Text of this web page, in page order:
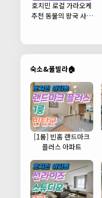
호치민 로컬 가라오케
추천 동물의 왕국 사우
숙소&풀빌라🏠
[1룸] 빈홈 랜드마크
플러스 아파트